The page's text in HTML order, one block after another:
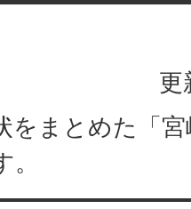
更
をまとめた「